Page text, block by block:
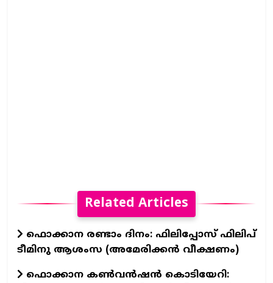
Related Articles
ഫൊക്കാന രണ്ടാം ദിനം: ഫിലിപ്പോസ് ഫിലിപ്
ടീമിനു ആശംസ (അമേരിക്കൻ വീക്ഷണം)
ഫൊക്കാന കൺവൻഷൻ കൊടിയേറി: